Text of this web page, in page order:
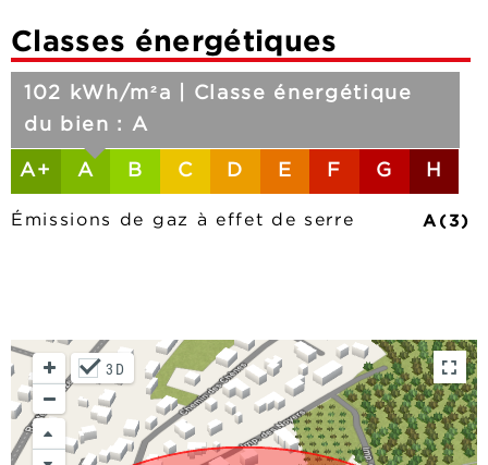
Classes énergétiques
A+
102 kWh/m²a | Classe énergétique
du bien : A
A B C D E F G H
Émissions de gaz à effet de serre A(3)
3D